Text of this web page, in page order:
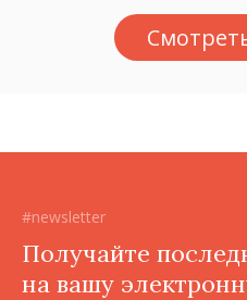
осуществлённые
тираспольскими
в восточных
#newsletter
Получайте
на вашу